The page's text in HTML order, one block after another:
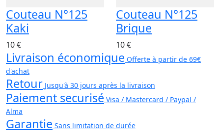
Couteau N°125
Kaki
10 €
Couteau N°125
Brique
10 €
Livraison économique Offerte à partir de 69€
d'achat
Retour Jusqu'à 30 jours après la livraison
Paiement securisé Visa / Mastercard / Paypal /
Alma
Garantie Sans limitation de durée